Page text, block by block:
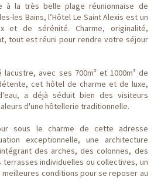
à la très belle plage réunionnaise de
les Bains, l’Hôtel Le Saint Alexis est un
et de sérénité. Charme, originalité,
tout est réuni pour rendre votre séjour
avec ses 700m² et 1000m³ de
cet hôtel de charme et de luxe,
a déjà séduit bien des visiteurs
d'une hôtellerie traditionnelle.
sous le charme de cette adresse
exceptionnelle, une architecture
des arches, des colonnes, des
individuelles ou collectives, un
conditions pour se reposer au